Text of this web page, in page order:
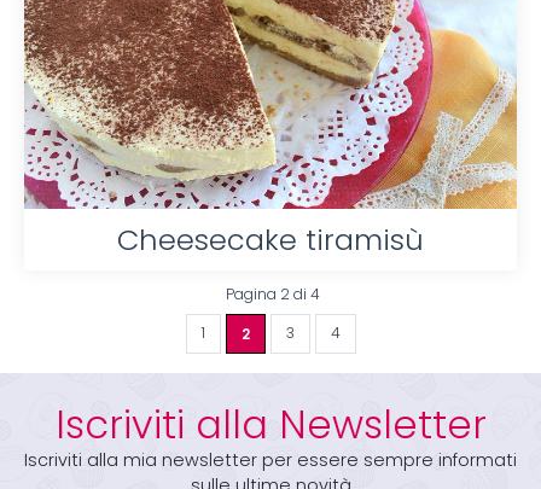
Cheesecake tiramisù
Pagina 2 di 4
1 2 3 4
Iscriviti alla Newsletter
Iscriviti alla mia newsletter per essere sempre informati